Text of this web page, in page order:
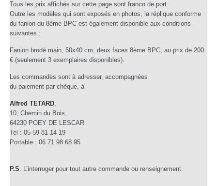
Tous les prix affichés sur cette page sont franco de port.
Outre les modèles qui sont exposés en photos, la réplique conforme
du fanion du 8ème BPC est également disponible aux conditions
suivantes :
Fanion brodé main, 50x40 cm, deux faces 8ème BPC, au prix de 200
€ (seulement 3 exemplaires disponibles).
Les commandes sont à adresser, accompagnées
du paiement par chèque, à
Alfred TETARD,
10, Chemin du Bois,
64230 POEY DE LESCAR
Tel : 05 59 81 14 19
Portable : 06 71 98 68 95
P.S. L’interroger pour tout autre commande ou renseignement.